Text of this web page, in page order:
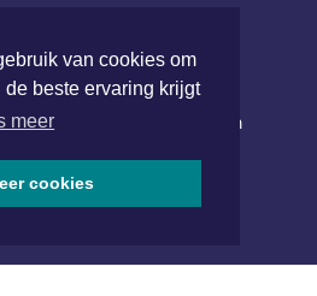
van cookies om
beste ervaring krijgt
meer
cookies
en krijg wekelijks een